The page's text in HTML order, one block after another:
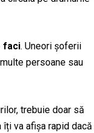
faci. Uneori șoferii
persoane sau
trebuie doar să
va afișa rapid dacă